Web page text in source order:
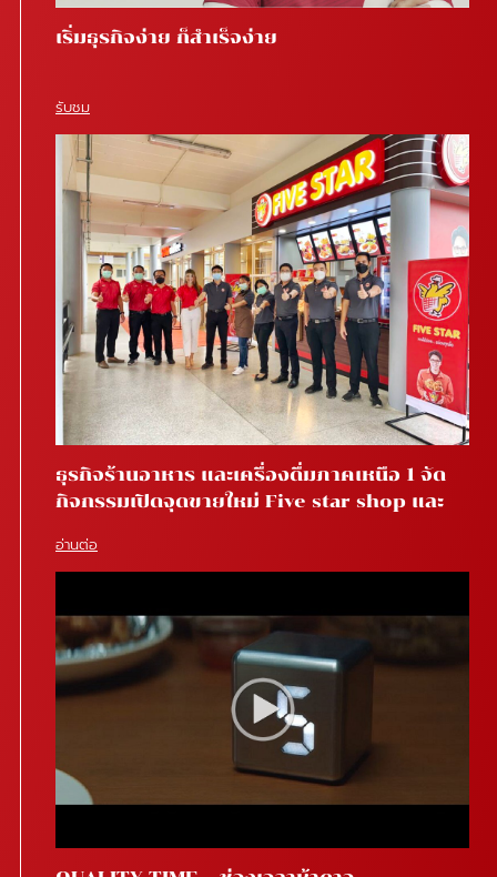
เริ่มธุรกิจง่าย ก็สำเร็จง่าย
รับชม
ธุรกิจร้านอาหาร และเครื่องดื่มภาคเหนือ 1 จัด
กิจกรรมเปิดจุดขายใหม่ Five star shop และ
อ่านต่อ